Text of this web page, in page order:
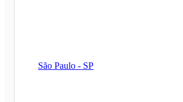
São Paulo - SP